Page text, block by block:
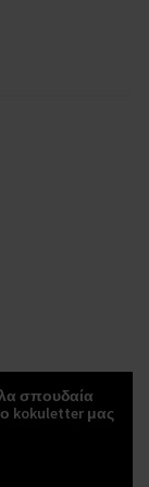
σπουδαία
kokuletter μας